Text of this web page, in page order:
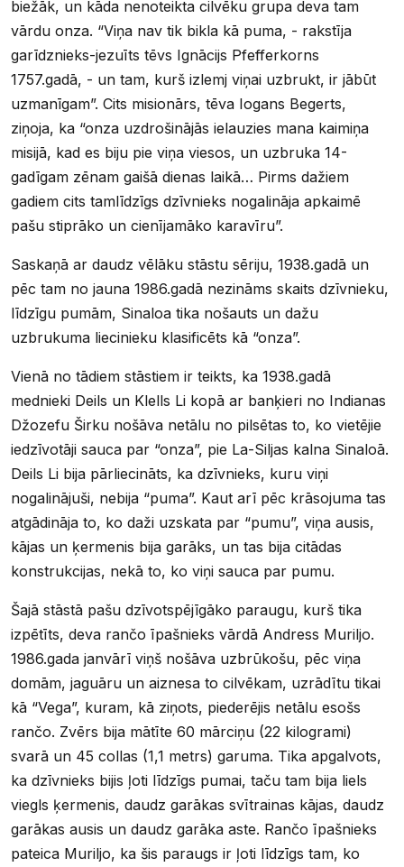
biežāk, un kāda nenoteikta cilvēku grupa deva tam
vārdu onza. “Viņa nav tik bikla kā puma, - rakstīja
garīdznieks-jezuīts tēvs Ignācijs Pfefferkorns
1757.gadā, - un tam, kurš izlemj viņai uzbrukt, ir jābūt
uzmanīgam”. Cits misionārs, tēva Iogans Begerts,
ziņoja, ka “onza uzdrošinājās ielauzies mana kaimiņa
misijā, kad es biju pie viņa viesos, un uzbruka 14-
gadīgam zēnam gaišā dienas laikā… Pirms dažiem
gadiem cits tamlīdzīgs dzīvnieks nogalināja apkaimē
pašu stiprāko un cienījamāko karavīru”.
Saskaņā ar daudz vēlāku stāstu sēriju, 1938.gadā un
pēc tam no jauna 1986.gadā nezināms skaits dzīvnieku,
līdzīgu pumām, Sinaloa tika nošauts un dažu
uzbrukuma liecinieku klasificēts kā “onza”.
Vienā no tādiem stāstiem ir teikts, ka 1938.gadā
mednieki Deils un Klells Li kopā ar banķieri no Indianas
Džozefu Širku nošāva netālu no pilsētas to, ko vietējie
iedzīvotāji sauca par “onza”, pie La-Siljas kalna Sinaloā.
Deils Li bija pārliecināts, ka dzīvnieks, kuru viņi
nogalinājuši, nebija “puma”. Kaut arī pēc krāsojuma tas
atgādināja to, ko daži uzskata par “pumu”, viņa ausis,
kājas un ķermenis bija garāks, un tas bija citādas
konstrukcijas, nekā to, ko viņi sauca par pumu.
Šajā stāstā pašu dzīvotspējīgāko paraugu, kurš tika
izpētīts, deva rančo īpašnieks vārdā Andress Muriljo.
1986.gada janvārī viņš nošāva uzbrūkošu, pēc viņa
domām, jaguāru un aiznesa to cilvēkam, uzrādītu tikai
kā “Vega”, kuram, kā ziņots, piederējis netālu esošs
rančo. Zvērs bija mātīte 60 mārciņu (22 kilogrami)
svarā un 45 collas (1,1 metrs) garuma. Tika apgalvots,
ka dzīvnieks bijis ļoti līdzīgs pumai, taču tam bija liels
viegls ķermenis, daudz garākas svītrainas kājas, daudz
garākas ausis un daudz garāka aste. Rančo īpašnieks
pateica Muriljo, ka šis paraugs ir ļoti līdzīgs tam, ko